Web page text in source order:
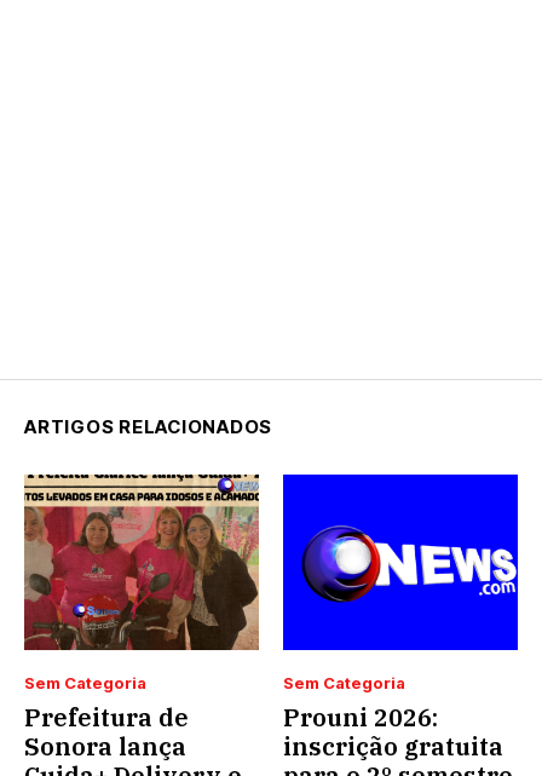
ARTIGOS RELACIONADOS
Sem Categoria
Prefeitura de
Sonora lança
Sem Categoria
Prouni 2026:
inscrição gratuita